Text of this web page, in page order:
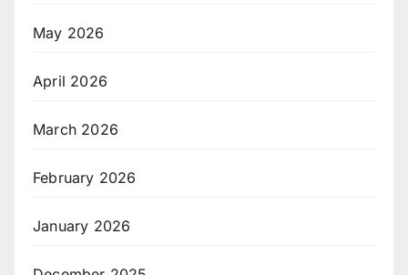
May 2026
April 2026
March 2026
February 2026
January 2026